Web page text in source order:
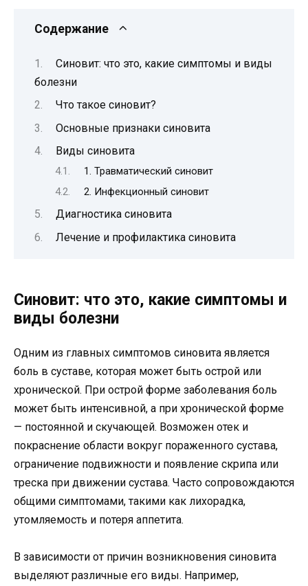
Содержание
Синовит: что это, какие симптомы и виды
болезни
Что такое синовит?
Основные признаки синовита
Виды синовита
1. Травматический синовит
2. Инфекционный синовит
Диагностика синовита
Лечение и профилактика синовита
Синовит: что это, какие симптомы и
виды болезни
Одним из главных симптомов синовита является
боль в суставе, которая может быть острой или
хронической. При острой форме заболевания боль
может быть интенсивной, а при хронической форме
— постоянной и скучающей. Возможен отек и
покраснение области вокруг пораженного сустава,
ограничение подвижности и появление скрипа или
треска при движении сустава. Часто сопровождаются
общими симптомами, такими как лихорадка,
утомляемость и потеря аппетита.
В зависимости от причин возникновения синовита
выделяют различные его виды. Например,